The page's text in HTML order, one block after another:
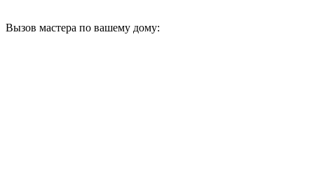
Вызов мастера по вашему дому: